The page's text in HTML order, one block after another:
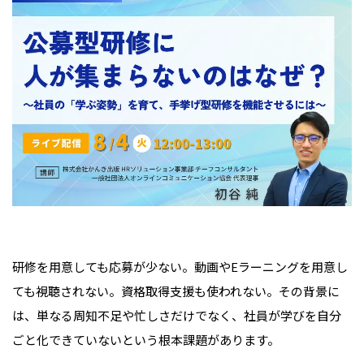
研修を用意しても応募が少ない。動画やEラーニングを用意し
ても視聴されない。資格取得支援も使われない。その背景に
は、単なる周知不足や忙しさだけでなく、社員が学びを自分
ごと化できていないという根本課題があります。